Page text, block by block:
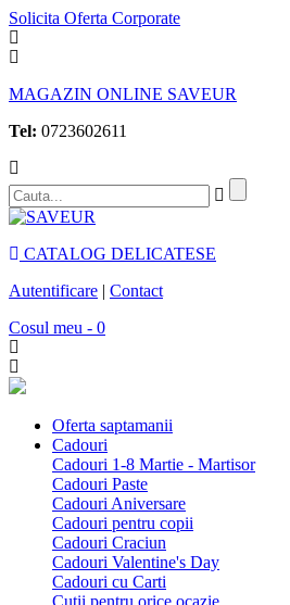
Solicita Oferta Corporate
MAGAZIN ONLINE SAVEUR
Tel: 0723602611
CATALOG DELICATESE
Autentificare | Contact
Cosul meu - 0
Oferta saptamanii
Cadouri
Cadouri 1-8 Martie - Martisor
Cadouri Paste
Cadouri Aniversare
Cadouri pentru copii
Cadouri Craciun
Cadouri Valentine's Day
Cadouri cu Carti
Cutii pentru orice ocazie